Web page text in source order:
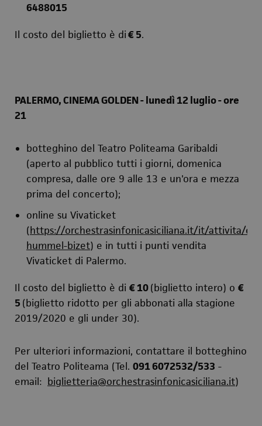
6488015
Il costo del biglietto è di€ 5.
PALERMO, CINEMA GOLDEN - lunedì 12 luglio - ore
21
botteghino del Teatro Politeama Garibaldi
(aperto al pubblico tutti i giorni, domenica
compresa, dalle ore 9 alle 13 e un'ora e mezza
prima del concerto);
online su Vivaticket
(https://orchestrasinfonicasiciliana.it/it/attivita/
hummel-bizet) e in tutti i punti vendita
Vivaticket di Palermo.
Il costo del biglietto è di € 10(biglietto intero) o €
5 (biglietto ridotto per gli abbonati alla stagione
2019/2020 e gli under 30).
Per ulteriori informazioni, contattare il botteghino
del Teatro Politeama (Tel. 091 6072532/533 -
email: biglietteria@orchestrasinfonicasiciliana.it)